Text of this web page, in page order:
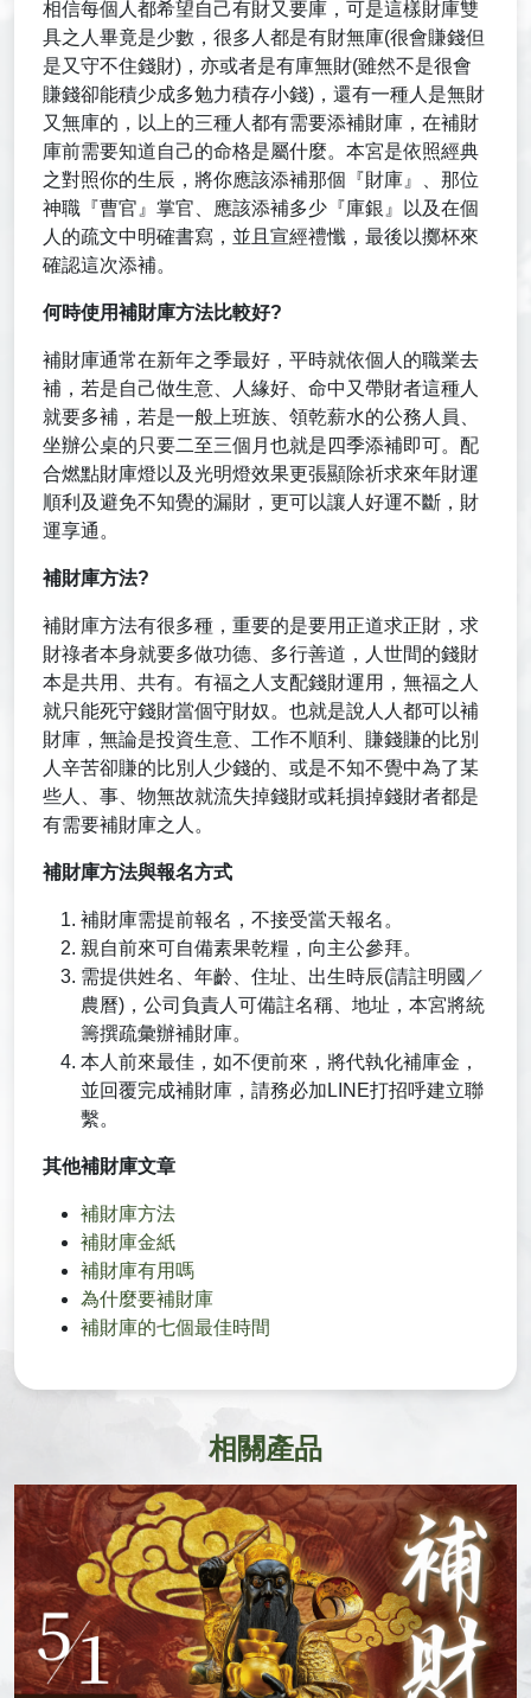
相信每個人都希望自己有財又要庫，可是這樣財庫雙
具之人畢竟是少數，很多人都是有財無庫(很會賺錢但
是又守不住錢財)，亦或者是有庫無財(雖然不是很會
賺錢卻能積少成多勉力積存小錢)，還有一種人是無財
又無庫的，以上的三種人都有需要添補財庫，在補財
庫前需要知道自己的命格是屬什麼。本宮是依照經典
之對照你的生辰，將你應該添補那個『財庫』、那位
神職『曹官』掌官、應該添補多少『庫銀』以及在個
人的疏文中明確書寫，並且宣經禮懺，最後以擲杯來
確認這次添補。
何時使用補財庫方法比較好?
補財庫通常在新年之季最好，平時就依個人的職業去
補，若是自己做生意、人緣好、命中又帶財者這種人
就要多補，若是一般上班族、領乾薪水的公務人員、
坐辦公桌的只要二至三個月也就是四季添補即可。配
合燃點財庫燈以及光明燈效果更張顯除祈求來年財運
順利及避免不知覺的漏財，更可以讓人好運不斷，財
運享通。
補財庫方法?
補財庫方法有很多種，重要的是要用正道求正財，求
財祿者本身就要多做功德、多行善道，人世間的錢財
本是共用、共有。有福之人支配錢財運用，無福之人
就只能死守錢財當個守財奴。也就是說人人都可以補
財庫，無論是投資生意、工作不順利、賺錢賺的比別
人辛苦卻賺的比別人少錢的、或是不知不覺中為了某
些人、事、物無故就流失掉錢財或耗損掉錢財者都是
有需要補財庫之人。
補財庫方法與報名方式
補財庫需提前報名，不接受當天報名。
親自前來可自備素果乾糧，向主公參拜。
需提供姓名、年齡、住址、出生時辰(請註明國／
農曆)，公司負責人可備註名稱、地址，本宮將統
籌撰疏彙辦補財庫。
本人前來最佳，如不便前來，將代執化補庫金，
並回覆完成補財庫，請務必加LINE打招呼建立聯
繫。
其他補財庫文章
補財庫方法
補財庫金紙
補財庫有用嗎
為什麼要補財庫
補財庫的七個最佳時間
相關產品